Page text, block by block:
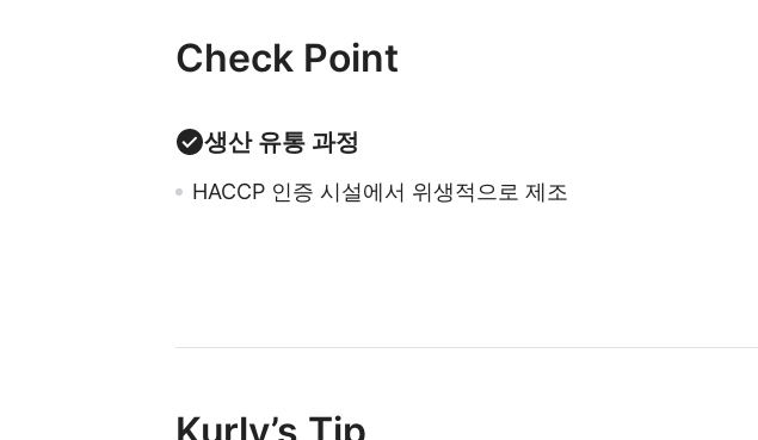
Check Point
생산 유통 과정
HACCP 인증 시설에서 위생적으로 제조